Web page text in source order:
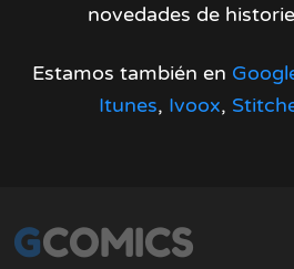
novedades de
Estamos también en
Itunes, Ivoox,
GCOMICS